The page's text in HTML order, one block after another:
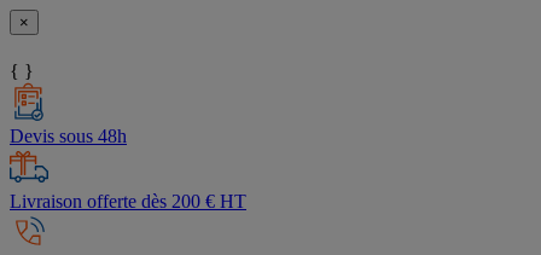
×
{ }
Devis sous 48h
Livraison offerte dès 200 € HT